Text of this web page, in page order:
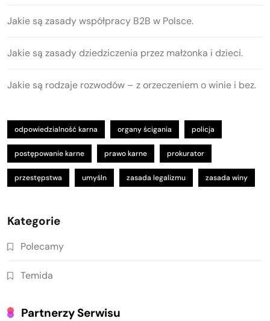
Jakie są zasady współpracy B2B w Polsce.
Jakie są zasady dziedziczenia przez małżonka i dzieci.
Jakie są rodzaje rozwodów – z orzeczeniem o winie i bez.
odpowiedzialność karna organy ścigania policja
postępowanie karne prawo karne prokurator
przestępstwa umyśln zasada legalizmu zasada winy
Kategorie
Polecamy
Temida
Partnerzy Serwisu